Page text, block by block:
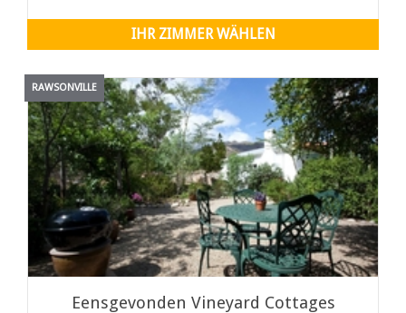
IHR ZIMMER WÄHLEN
RAWSONVILLE
Eensgevonden Vineyard Cottages